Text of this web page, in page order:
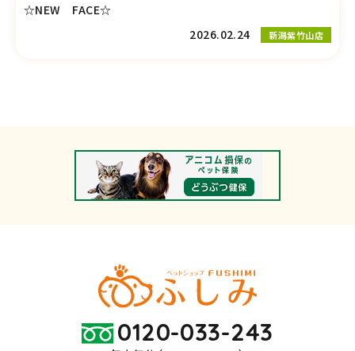
☆NEW FACE☆
2026.02.24
新潟紫竹山店
0120-033-243